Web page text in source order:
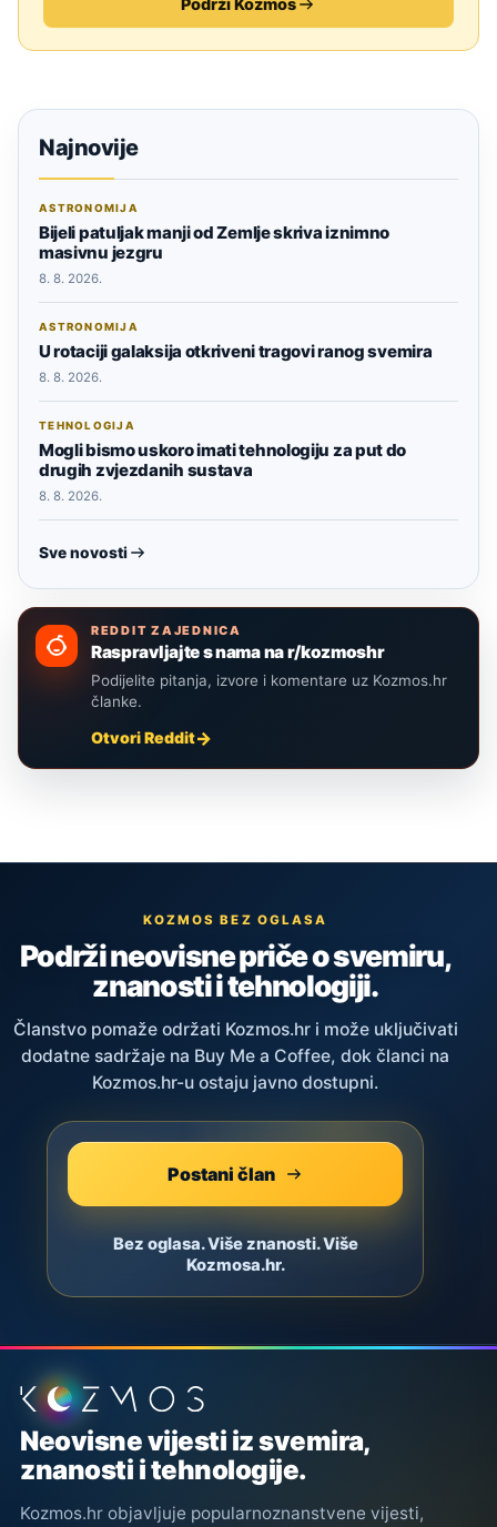
Podrži Kozmos
Najnovije
ASTRONOMIJA
Bijeli patuljak manji od Zemlje skriva iznimno
masivnu jezgru
8. 8. 2026.
ASTRONOMIJA
U rotaciji galaksija otkriveni tragovi ranog svemira
8. 8. 2026.
TEHNOLOGIJA
Mogli bismo uskoro imati tehnologiju za put do
drugih zvjezdanih sustava
8. 8. 2026.
Sve novosti
REDDIT ZAJEDNICA
Raspravljajte s nama na r/kozmoshr
Podijelite pitanja, izvore i komentare uz Kozmos.hr
članke.
Otvori Reddit
KOZMOS BEZ OGLASA
Podrži neovisne priče o svemiru,
znanosti i tehnologiji.
Članstvo pomaže održati Kozmos.hr i može uključivati
dodatne sadržaje na Buy Me a Coffee, dok članci na
Kozmos.hr-u ostaju javno dostupni.
Postani član
Bez oglasa. Više znanosti. Više
Kozmosa.hr.
Podnožje stranice
Neovisne vijesti iz svemira,
znanosti i tehnologije.
Kozmos.hr objavljuje popularnoznanstvene vijesti,